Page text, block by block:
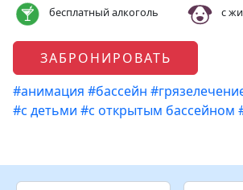
бесплатный алкоголь
с
ЗАБРОНИРОВАТЬ
#анимация #бассейн
#с детьми #с открытым бассейном